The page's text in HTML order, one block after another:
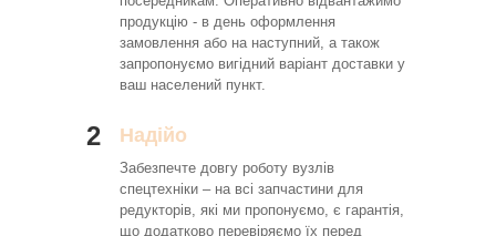
продукцію - в день оформлення
замовлення або на наступний, а також
запропонуємо вигідний варіант доставки у
ваш населений пункт.
2 Надійо
Забезпечте довгу роботу вузлів
спецтехніки – на всі запчастини для
редукторів, які ми пропонуємо, є гарантія,
що додатково перевіряємо їх перед